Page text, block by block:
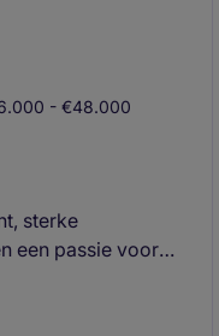
- €48.000
sterke
een passie voor